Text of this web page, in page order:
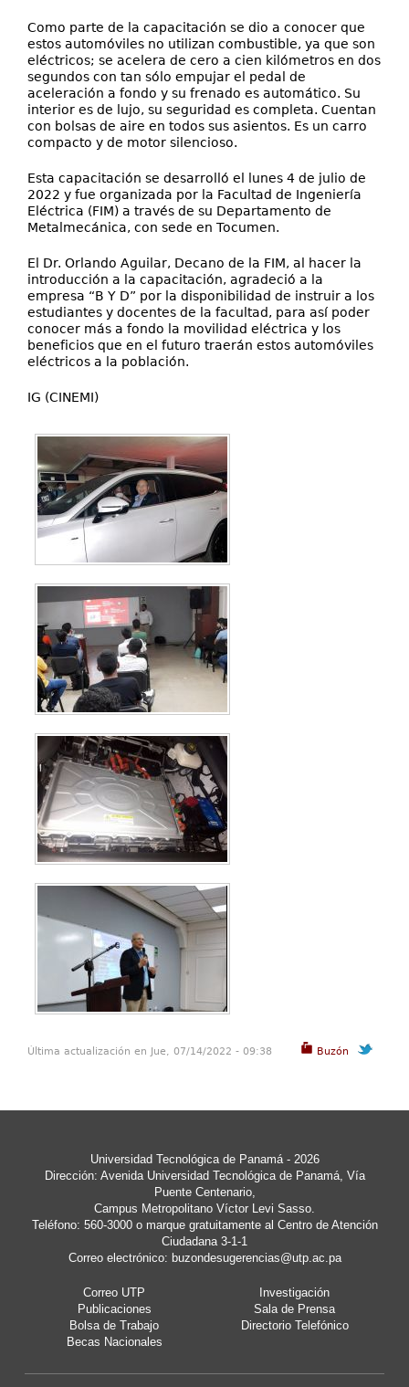
Como parte de la capacitación se dio a conocer que
estos automóviles no utilizan combustible, ya que son
eléctricos; se acelera de cero a cien kilómetros en dos
segundos con tan sólo empujar el pedal de
aceleración a fondo y su frenado es automático. Su
interior es de lujo, su seguridad es completa. Cuentan
con bolsas de aire en todos sus asientos. Es un carro
compacto y de motor silencioso.
Esta capacitación se desarrolló el lunes 4 de julio de
2022 y fue organizada por la Facultad de Ingeniería
Eléctrica (FIM) a través de su Departamento de
Metalmecánica, con sede en Tocumen.
El Dr. Orlando Aguilar, Decano de la FIM, al hacer la
introducción a la capacitación, agradeció a la
empresa “B Y D” por la disponibilidad de instruir a los
estudiantes y docentes de la facultad, para así poder
conocer más a fondo la movilidad eléctrica y los
beneficios que en el futuro traerán estos automóviles
eléctricos a la población.
IG (CINEMI)
Buzón
Última actualización en Jue, 07/14/2022 - 09:38
Universidad Tecnológica de Panamá - 2026
Dirección: Avenida Universidad Tecnológica de Panamá, Vía
Puente Centenario,
Campus Metropolitano Víctor Levi Sasso.
Teléfono: 560-3000 o marque gratuitamente al Centro de Atención
Ciudadana 3-1-1
Correo electrónico: buzondesugerencias@utp.ac.pa
Correo UTP
Investigación
Publicaciones
Sala de Prensa
Bolsa de Trabajo
Directorio Telefónico
Becas Nacionales